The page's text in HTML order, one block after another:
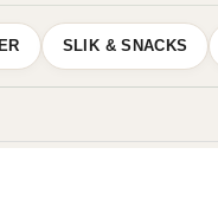
SLIK & SNACKS